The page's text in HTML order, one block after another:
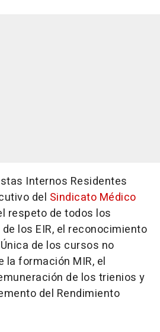
Internos Residentes
del Sindicato Médico
respeto de todos los
los EIR, el reconocimiento
de los cursos no
la formación MIR, el
de los trienios y
del Rendimiento